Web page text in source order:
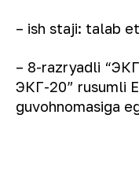
– ish staji: talab
– 8-razryadli
ЭКГ-20” rusumli
guvohnomasiga